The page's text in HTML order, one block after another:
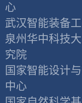
心
武汉智能装备
泉州华中科技
究院
国家智能设计
中心